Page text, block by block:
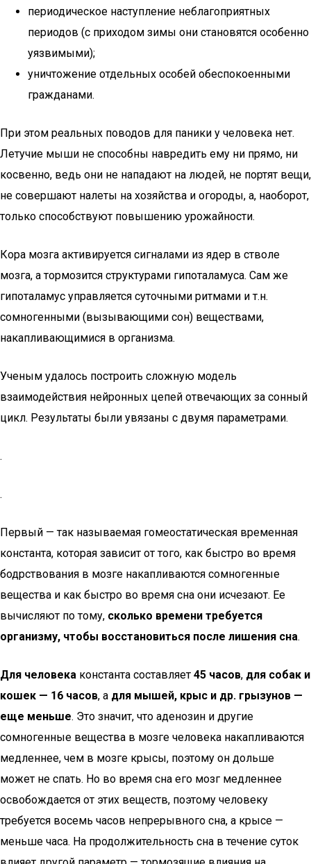
периодическое наступление неблагоприятных
периодов (с приходом зимы они становятся особенно
уязвимыми);
уничтожение отдельных особей обеспокоенными
гражданами.
При этом реальных поводов для паники у человека нет.
Летучие мыши не способны навредить ему ни прямо, ни
косвенно, ведь они не нападают на людей, не портят вещи,
не совершают налеты на хозяйства и огороды, а, наоборот,
только способствуют повышению урожайности.
Кора мозга активируется сигналами из ядер в стволе
мозга, а тормозится структурами гипоталамуса. Сам же
гипоталамус управляется суточными ритмами и т.н.
сомногенными (вызывающими сон) веществами,
накапливающимися в организма.
Ученым удалось построить сложную модель
взаимодействия нейронных цепей отвечающих за сонный
цикл. Результаты были увязаны с двумя параметрами.
.
.
Первый — так называемая гомеостатическая временная
константа, которая зависит от того, как быстро во время
бодрствования в мозге накапливаются сомногенные
вещества и как быстро во время сна они исчезают. Ее
вычисляют по тому, сколько времени требуется
организму, чтобы восстановиться после лишения сна.
Для человека константа составляет 45 часов, для собак и
кошек — 16 часов, а для мышей, крыс и др. грызунов —
еще меньше. Это значит, что аденозин и другие
сомногенные вещества в мозге человека накапливаются
медленнее, чем в мозге крысы, поэтому он дольше
может не спать. Но во время сна его мозг медленнее
освобождается от этих веществ, поэтому человеку
требуется восемь часов непрерывного сна, а крысе —
меньше часа. На продолжительность сна в течение суток